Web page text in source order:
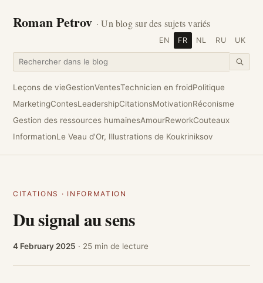
Roman Petrov · Un blog sur des sujets variés
EN FR NL RU UK
Leçons de vieGestionVentesTechnicien en froidPolitique
MarketingContesLeadershipCitationsMotivationRéconisme
Gestion des ressources humainesAmourReworkCouteaux
InformationLe Veau d'Or, Illustrations de Koukriniksov
CITATIONS · INFORMATION
Du signal au sens
4 February 2025 · 25 min de lecture